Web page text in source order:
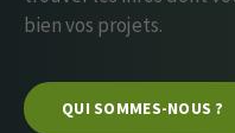
bien vos projets.
QUI SOMMES-NOUS ?